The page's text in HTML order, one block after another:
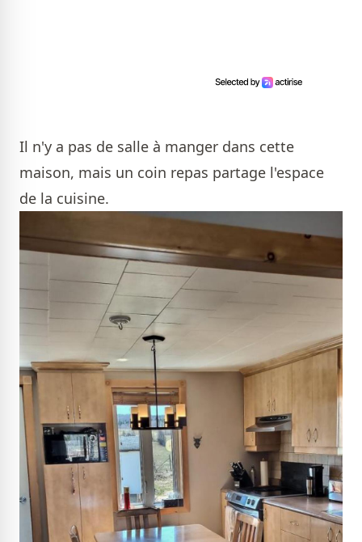
Il n'y a pas de salle à manger dans cette
maison, mais un coin repas partage l'espace
de la cuisine.